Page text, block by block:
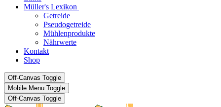
Müller's Lexikon
Getreide
Pseudogetreide
Mühlenprodukte
Nährwerte
Kontakt
Shop
Off-Canvas Toggle
Mobile Menu Toggle
Off-Canvas Toggle